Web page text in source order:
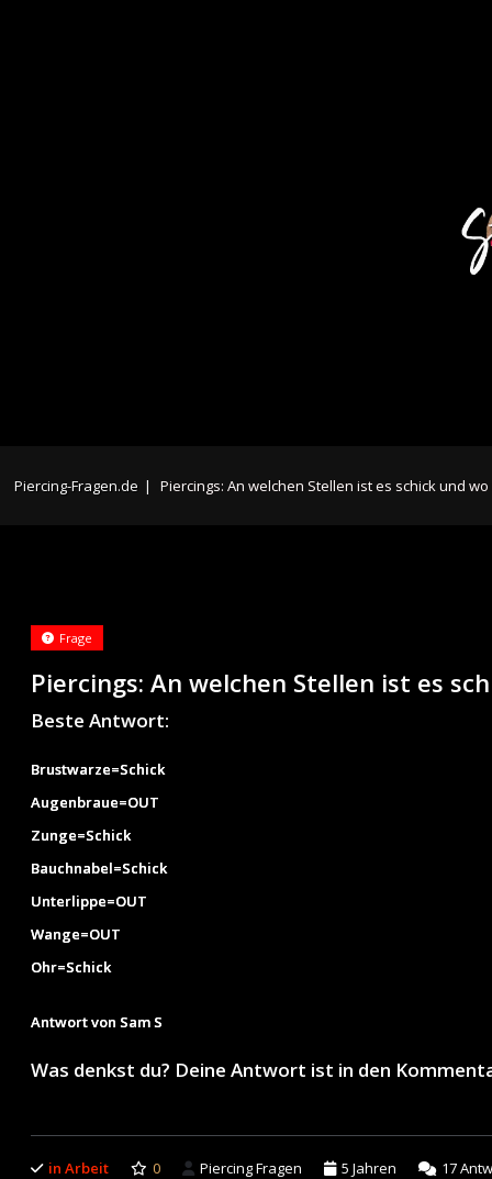
Piercing-Fragen.de | Piercings: An welchen Stellen ist es schick und wo
Piercings: An welchen Stellen ist es
Frage
Beste Antwort:
Brustwarze=Schick
Augenbraue=OUT
Zunge=Schick
Bauchnabel=Schick
Unterlippe=OUT
Wange=OUT
Ohr=Schick
Antwort von Sam S
Was denkst du? Deine Antwort ist in den
in Arbeit 0 Piercing Fragen 5 Jahren 17